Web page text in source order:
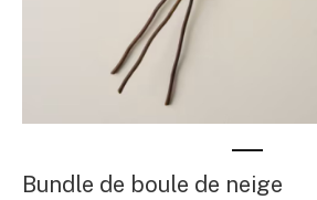
Bundle de boule de neige